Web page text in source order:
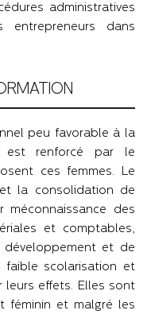
administratives
entrepreneurs dans
peu favorable à la
est renforcé par le
ces femmes. Le
la consolidation de
des
et comptables,
et de
faible scolarisation et
leurs effets. Elles sont
féminin et malgré les